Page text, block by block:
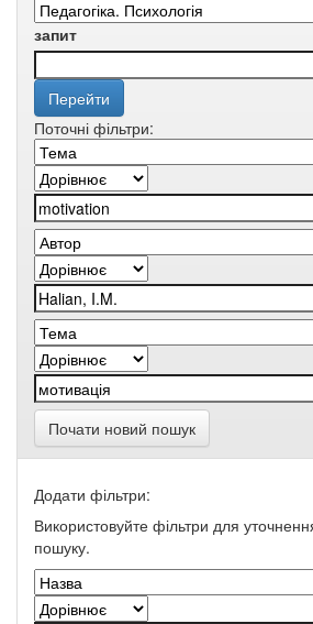
запит
Поточні фільтри:
Почати новий пошук
Додати фільтри:
Використовуйте фільтри для
пошуку.